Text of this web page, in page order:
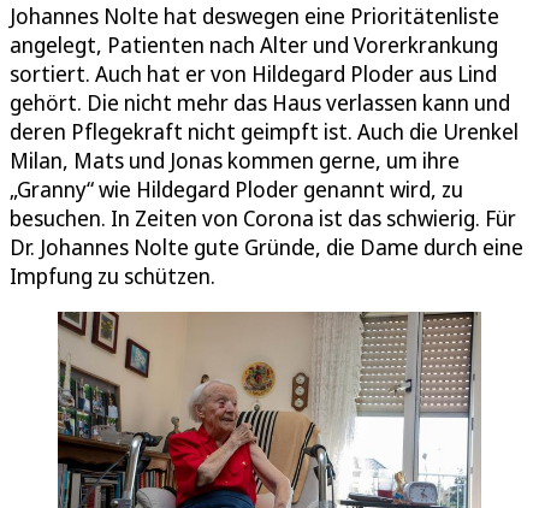
Johannes Nolte hat deswegen eine Prioritätenliste
angelegt, Patienten nach Alter und Vorerkrankung
sortiert. Auch hat er von Hildegard Ploder aus Lind
gehört. Die nicht mehr das Haus verlassen kann und
deren Pflegekraft nicht geimpft ist. Auch die Urenkel
Milan, Mats und Jonas kommen gerne, um ihre
„Granny“ wie Hildegard Ploder genannt wird, zu
besuchen. In Zeiten von Corona ist das schwierig. Für
Dr. Johannes Nolte gute Gründe, die Dame durch eine
Impfung zu schützen.